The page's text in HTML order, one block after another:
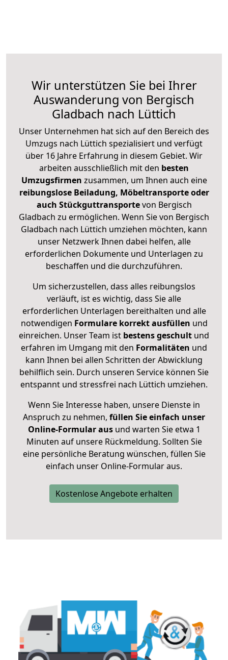
Wir unterstützen Sie bei Ihrer
Auswanderung von Bergisch
Gladbach nach Lüttich
Unser Unternehmen hat sich auf den Bereich des
Umzugs nach Lüttich spezialisiert und verfügt
über 16 Jahre Erfahrung in diesem Gebiet. Wir
arbeiten ausschließlich mit den besten
Umzugsfirmen zusammen, um Ihnen auch eine
reibungslose Beiladung, Möbeltransporte oder
auch Stückguttransportevon Bergisch
Gladbach zu ermöglichen. Wenn Sie von Bergisch
Gladbach nach Lüttich umziehen möchten, kann
unser Netzwerk Ihnen dabei helfen, alle
erforderlichen Dokumente und Unterlagen zu
beschaffen und die durchzuführen.
Um sicherzustellen, dass alles reibungslos
verläuft, ist es wichtig, dass Sie alle
erforderlichen Unterlagen bereithalten und alle
notwendigen Formulare korrekt ausfüllen und
einreichen. Unser Team ist bestens geschult und
erfahren im Umgang mit den Formalitäten und
kann Ihnen bei allen Schritten der Abwicklung
behilflich sein. Durch unseren Service können Sie
entspannt und stressfrei nach Lüttich umziehen.
Wenn Sie Interesse haben, unsere Dienste in
Anspruch zu nehmen, füllen Sie einfach unser
Online-Formular ausund warten Sie etwa 1
Minuten auf unsere Rückmeldung. Sollten Sie
eine persönliche Beratung wünschen, füllen Sie
einfach unser Online-Formular aus.
Kostenlose Angebote erhalten